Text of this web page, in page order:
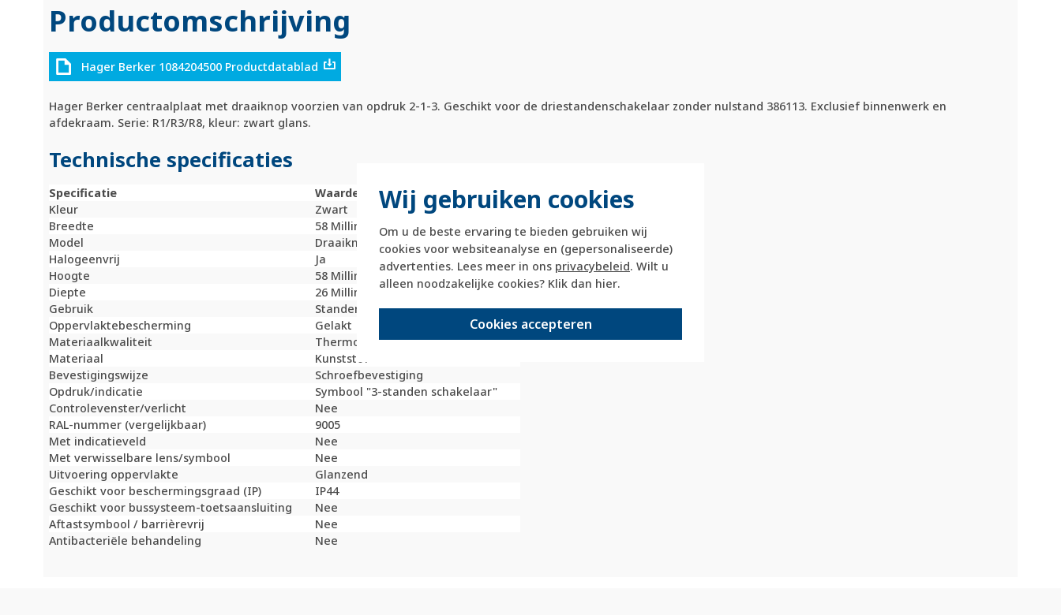
Wij gebruiken cookies
Om u de beste ervaring te bieden gebruiken wij
cookies voor websiteanalyse en (gepersonaliseerde)
advertenties. Lees meer in ons privacybeleid. Wilt u
alleen noodzakelijke cookies? Klik dan hier.
Cookies accepteren
Productomschrijving
Hager Berker 1084204500 Productdatablad
Hager Berker centraalplaat met draaiknop voorzien van opdruk 2-1-3. Geschikt voor de driestandenschakelaar zonder nulstand 386113. Exclusief binnenwerk en
afdekraam. Serie: R1/R3/R8, kleur: zwart glans.
Technische specificaties
Specificatie
Waarde
Kleur
Zwart
Breedte
58 Millimeter (mm)
Model
Draaiknop
Halogeenvrij
Ja
Hoogte
58 Millimeter (mm)
Diepte
26 Millimeter (mm)
Gebruik
Standenschakelaar
Oppervlaktebescherming
Gelakt
Materiaalkwaliteit
Thermoplast
Materiaal
Kunststof
Bevestigingswijze
Schroefbevestiging
Opdruk/indicatie
Symbool "3-standen schakelaar"
Controlevenster/verlicht
Nee
RAL-nummer (vergelijkbaar)
9005
Met indicatieveld
Nee
Met verwisselbare lens/symbool
Nee
Uitvoering oppervlakte
Glanzend
Geschikt voor beschermingsgraad (IP)
IP44
Geschikt voor bussysteem-toetsaansluiting
Nee
Aftastsymbool / barrièrevrij
Nee
Antibacteriële behandeling
Nee